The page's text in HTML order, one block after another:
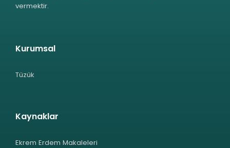
vermektir.
Kurumsal
Tüzük
Kaynaklar
Ekrem Erdem Makaleleri